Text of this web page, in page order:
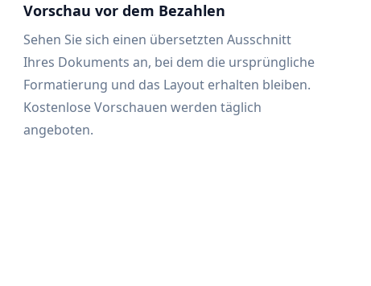
Vorschau vor dem Bezahlen
Sehen Sie sich einen übersetzten Ausschnitt
Ihres Dokuments an, bei dem die ursprüngliche
Formatierung und das Layout erhalten bleiben.
Kostenlose Vorschauen werden täglich
angeboten.